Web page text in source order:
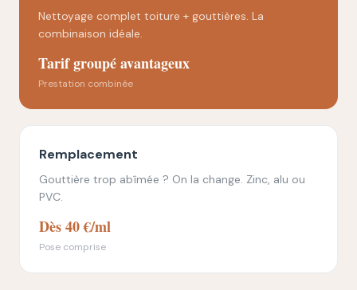
Nettoyage complet toiture + gouttières. La
combinaison idéale.
Tarif groupé avantageux
Prestation combinée
Remplacement
Gouttière trop abîmée ? On la change. Zinc, alu ou
PVC.
Dès 40 €/ml
Pose comprise